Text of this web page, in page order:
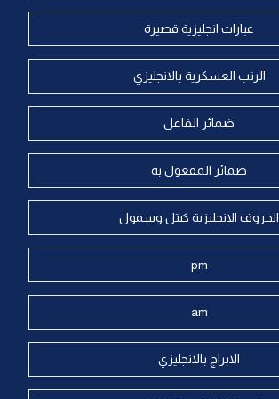
عبارات انجليزية قصيرة
الرتب العسكرية بالانجليزي
ضمائر الفاعل
ضمائر المفعول به
الحروف الانجليزية كبتل وسمول
pm
am
الابراج بالانجليزي